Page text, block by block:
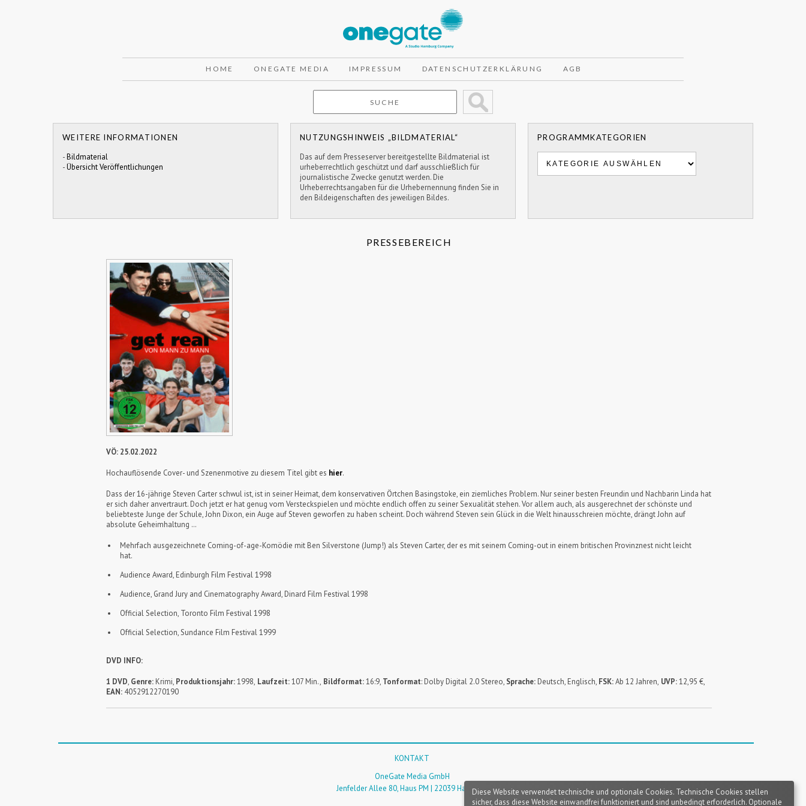
HOME ONEGATE MEDIA IMPRESSUM DATENSCHUTZERKLÄRUNG AGB
WEITERE INFORMATIONEN
-Bildmaterial
-Übersicht Veröffentlichungen
NUTZUNGSHINWEIS „BILDMATERIAL“
Das auf dem Presseserver bereitgestellte Bildmaterial ist
urheberrechtlich geschützt und darf ausschließlich für
journalistische Zwecke genutzt werden. Die
Urheberrechtsangaben für die Urhebernennung finden Sie in
den Bildeigenschaften des jeweiligen Bildes.
PROGRAMMKATEGORIEN
PRESSEBEREICH
VÖ: 25.02.2022
Hochauflösende Cover- und Szenenmotive zu diesem Titel gibt es hier.
Dass der 16-jährige Steven Carter schwul ist, ist in seiner Heimat, dem konservativen Örtchen Basingstoke, ein ziemliches Problem. Nur seiner besten Freundin und Nachbarin Linda hat
er sich daher anvertraurt. Doch jetzt er hat genug vom Versteckspielen und möchte endlich offen zu seiner Sexualität stehen. Vor allem auch, als ausgerechnet der schönste und
beliebteste Junge der Schule, John Dixon, ein Auge auf Steven geworfen zu haben scheint. Doch während Steven sein Glück in die Welt hinausschreien möchte, drängt John auf
absolute Geheimhaltung …
Mehrfach ausgezeichnete Coming-of-age-Komödie mit Ben Silverstone (Jump!) als Steven Carter, der es mit seinem Coming-out in einem britischen Provinznest nicht leicht
hat.
Audience Award, Edinburgh Film Festival 1998
Audience, Grand Jury and Cinematography Award, Dinard Film Festival 1998
Official Selection, Toronto Film Festival 1998
Official Selection, Sundance Film Festival 1999
DVD INFO:
1 DVD, Genre: Krimi, Produktionsjahr:1998, Laufzeit:107 Min., Bildformat:16:9, Tonformat: Dolby Digital 2.0 Stereo, Sprache: Deutsch, Englisch, FSK:Ab 12 Jahren, UVP:12,95 €,
EAN: 4052912270190
KONTAKT
OneGate Media GmbH
Jenfelder Allee 80, Haus PM | 22039 HamburgDiese Website verwendet technische und optionale Cookies. Technische Cookies stellen
sicher, dass diese Website einwandfrei funktioniert und sind unbedingt erforderlich. Optionale